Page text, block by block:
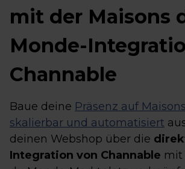
mit der Maisons
Monde-
Channable
Baue deine Präsenz auf
skalierbar und automatisiert
deinen Webshop über die
Integration von Channable mit